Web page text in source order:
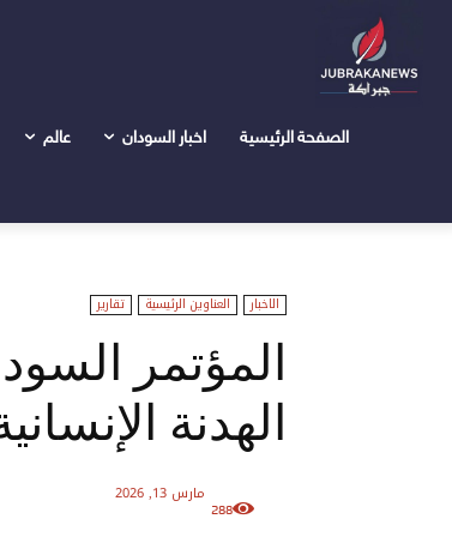
الصفحة الرئيسية اخبار السودان عالم
الاخبار العناوين الرئيسية تقارير
المؤتمر
الهدنة
مارس 13, 2026
288